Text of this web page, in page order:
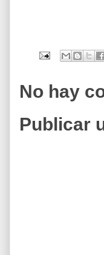
No hay
Publicar